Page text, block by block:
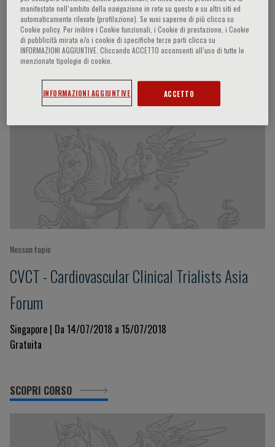
Barry H. Greenberg
Partecipazioni del relatore
Nessun topic
CVCT - Cardiovascular Clinical Trialists Asia
Forum
Singapore | Da 14/07/2018 a 15/07/2018
Gratuita
SCOPRI CORSO
manifestate nell‘ambito della navigazione in rete su questo e su altri siti ed
automaticamente rilevate (profilazione). Se vuoi saperne di più clicca su
Cookie policy. Per inibire i Cookie funzionali, i Cookie di prestazione, i Cookie
di pubblicità mirata e/o i cookie di specifiche terze parti clicca su
INFORMAZIONI AGGIUNTIVE. Cliccando ACCETTO acconsenti all’uso di tutte le
menzionate tipologie di cookie.
INFORMAZIONI AGGIUNTIVE ACCETTO